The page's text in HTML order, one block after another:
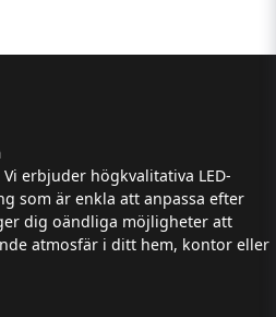
erbjuder högkvalitativa LED-
som är enkla att anpassa efter
dig oändliga möjligheter att
atmosfär i ditt hem, kontor eller